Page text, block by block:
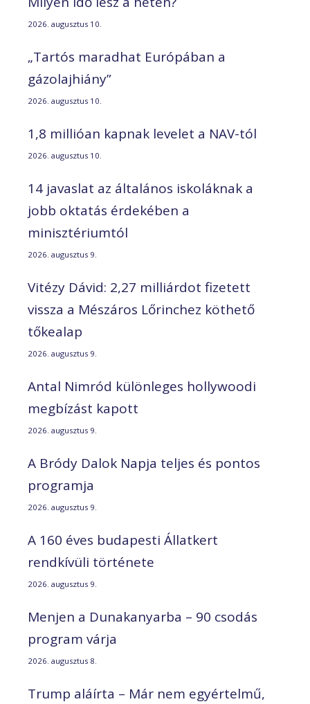
2026. augusztus 10.
„Tartós maradhat Európában a
gázolajhiány”
2026. augusztus 10.
1,8 millióan kapnak levelet a NAV-tól
2026. augusztus 10.
14 javaslat az általános iskoláknak a
jobb oktatás érdekében a
minisztériumtól
2026. augusztus 9.
Vitézy Dávid: 2,27 milliárdot fizetett
vissza a Mészáros Lőrinchez köthető
tőkealap
2026. augusztus 9.
Antal Nimród különleges hollywoodi
megbízást kapott
2026. augusztus 9.
A Bródy Dalok Napja teljes és pontos
programja
2026. augusztus 9.
A 160 éves budapesti Állatkert
rendkívüli története
2026. augusztus 9.
Menjen a Dunakanyarba – 90 csodás
program várja
2026. augusztus 8.
Trump aláírta – Már nem egyértelmű,